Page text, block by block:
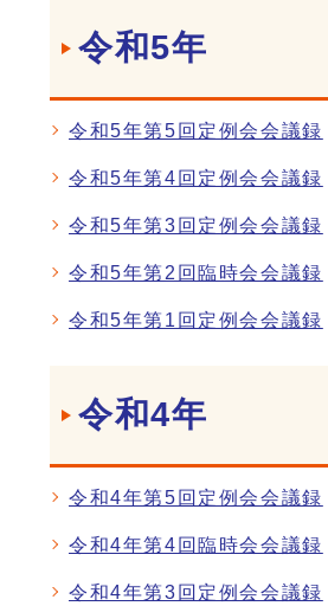
令和5年
令和5年第5回定例会会議録
令和5年第4回定例会会議録
令和5年第3回定例会会議録
令和5年第2回臨時会会議録
令和5年第1回定例会会議録
令和4年
令和4年第5回定例会会議録
令和4年第4回臨時会会議録
令和4年第3回定例会会議録